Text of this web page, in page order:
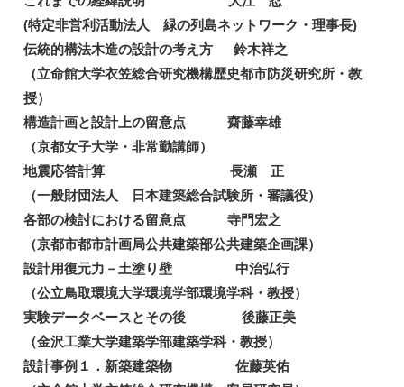
(特定非営利活動法人 緑の列島ネットワーク・理事長)
伝統的構法木造の設計の考え方 鈴木祥之
（立命館大学衣笠総合研究機構歴史都市防災研究所・教
授）
構造計画と設計上の留意点 齋藤幸雄
（京都女子大学・非常勤講師）
地震応答計算 長瀬 正
（一般財団法人 日本建築総合試験所・審議役）
各部の検討における留意点 寺門宏之
（京都市都市計画局公共建築部公共建築企画課）
設計用復元力－土塗り壁 中治弘行
（公立鳥取環境大学環境学部環境学科・教授）
実験データベースとその後 後藤正美
（金沢工業大学建築学部建築学科・教授）
設計事例１．新築建築物 佐藤英佑